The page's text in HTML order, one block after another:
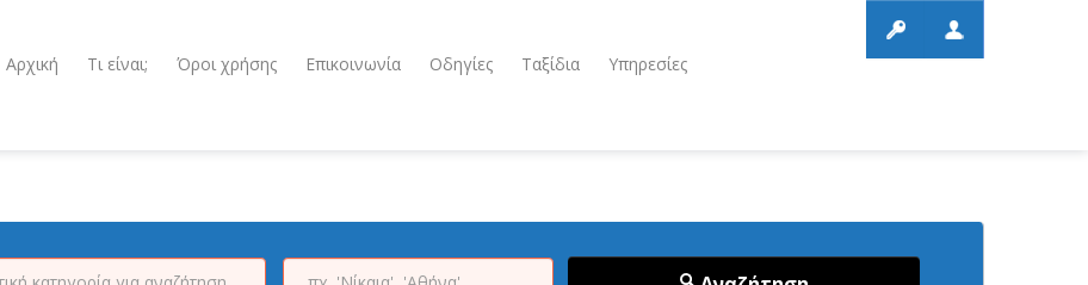
Αρχική Τι είναι; Όροι χρήσης Επικοινωνία Οδηγίες Ταξίδια Υπηρεσίες